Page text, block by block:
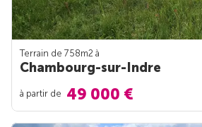
Terrain de 758m2 à
Chambourg-sur-Indre
à partir de 49 000 €